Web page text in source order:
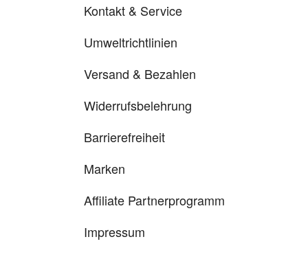
Kontakt & Service
Umweltrichtlinien
Versand & Bezahlen
Widerrufsbelehrung
Barrierefreiheit
Marken
Affiliate Partnerprogramm
Impressum